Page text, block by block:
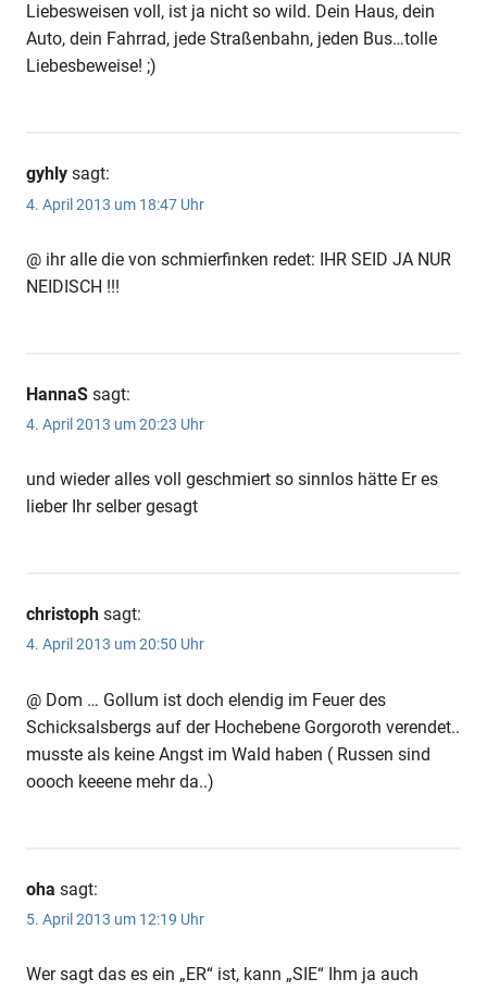
Liebesweisen voll, ist ja nicht so wild. Dein Haus, dein
Auto, dein Fahrrad, jede Straßenbahn, jeden Bus…tolle
Liebesbeweise! ;)
gyhly sagt:
4. April 2013 um 18:47 Uhr
@ ihr alle die von schmierfinken redet: IHR SEID JA NUR
NEIDISCH !!!
HannaS sagt:
4. April 2013 um 20:23 Uhr
und wieder alles voll geschmiert so sinnlos hätte Er es
lieber Ihr selber gesagt
christoph sagt:
4. April 2013 um 20:50 Uhr
@ Dom … Gollum ist doch elendig im Feuer des
Schicksalsbergs auf der Hochebene Gorgoroth verendet..
musste als keine Angst im Wald haben ( Russen sind
oooch keeene mehr da..)
oha sagt:
5. April 2013 um 12:19 Uhr
Wer sagt das es ein „ER“ ist, kann „SIE“ Ihm ja auch